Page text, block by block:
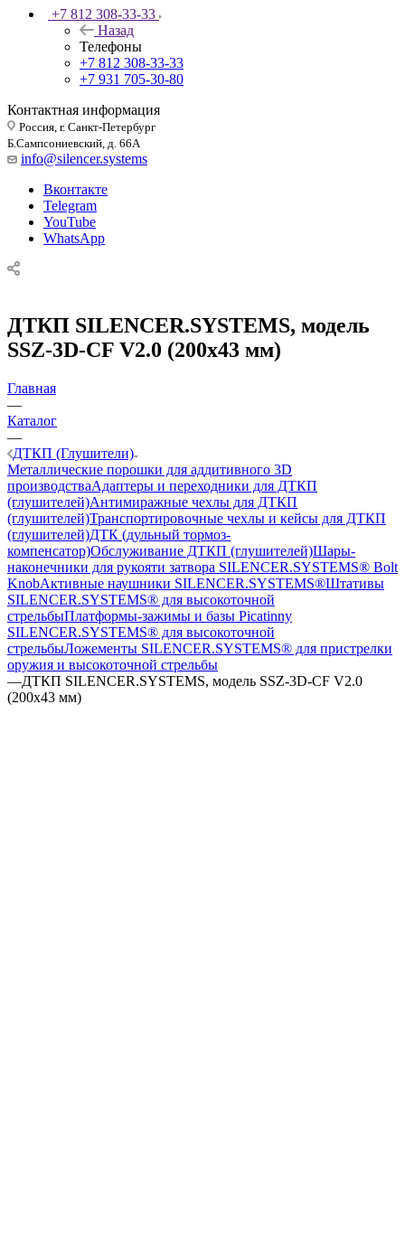
+7 812 308-33-33
Назад
Телефоны
+7 812 308-33-33
+7 931 705-30-80
Контактная информация
Россия, г. Санкт-Петербург
Б.Сампсониевский, д. 66А
info@silencer.systems
Вконтакте
Telegram
YouTube
WhatsApp
ДТКП SILENCER.SYSTEMS, модель
SSZ-3D-CF V2.0 (200х43 мм)
Главная
—
Каталог
—
ДТКП (Глушители)
Металлические порошки для аддитивного 3D
производстваАдаптеры и переходники для ДТКП
(глушителей)Антимиражные чехлы для ДТКП
(глушителей)Транспортировочные чехлы и кейсы для ДТКП
(глушителей)ДТК (дульный тормоз-
компенсатор)Обслуживание ДТКП (глушителей)Шары-
наконечники для рукояти затвора SILENCER.SYSTEMS® Bolt
KnobАктивные наушники SILENCER.SYSTEMS®Штативы
SILENCER.SYSTEMS® для высокоточной
стрельбыПлатформы-зажимы и базы Picatinny
SILENCER.SYSTEMS® для высокоточной
стрельбыЛожементы SILENCER.SYSTEMS® для пристрелки
оружия и высокоточной стрельбы
—ДТКП SILENCER.SYSTEMS, модель SSZ-3D-CF V2.0
(200х43 мм)